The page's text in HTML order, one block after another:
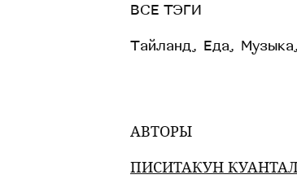
ВСЕ ТЭГИ
Тайланд, Еда, Музыка,
АВТОРЫ
ПИСИТАКУН